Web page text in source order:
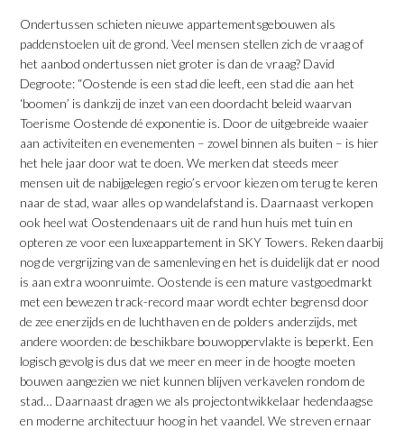
Ondertussen schieten nieuwe appartementsgebouwen als
paddenstoelen uit de grond. Veel mensen stellen zich de vraag of
het aanbod ondertussen niet groter is dan de vraag? David
Degroote: “Oostende is een stad die leeft, een stad die aan het
‘boomen’ is dankzij de inzet van een doordacht beleid waarvan
Toerisme Oostende dé exponentie is. Door de uitgebreide waaier
aan activiteiten en evenementen – zowel binnen als buiten – is hier
het hele jaar door wat te doen. We merken dat steeds meer
mensen uit de nabijgelegen regio’s ervoor kiezen om terug te keren
naar de stad, waar alles op wandelafstand is. Daarnaast verkopen
ook heel wat Oostendenaars uit de rand hun huis met tuin en
opteren ze voor een luxeappartement in SKY Towers. Reken daarbij
nog de vergrijzing van de samenleving en het is duidelijk dat er nood
is aan extra woonruimte. Oostende is een mature vastgoedmarkt
met een bewezen track-record maar wordt echter begrensd door
de zee enerzijds en de luchthaven en de polders anderzijds, met
andere woorden: de beschikbare bouwoppervlakte is beperkt. Een
logisch gevolg is dus dat we meer en meer in de hoogte moeten
bouwen aangezien we niet kunnen blijven verkavelen rondom de
stad… Daarnaast dragen we als projectontwikkelaar hedendaagse
en moderne architectuur hoog in het vaandel. We streven ernaar